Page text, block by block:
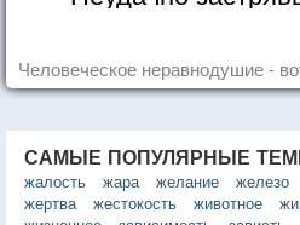
Человеческое неравнодушие -
САМЫЕ ПОПУЛЯРНЫЕ
жалость
жара желание железо
жертва
жестокость животное